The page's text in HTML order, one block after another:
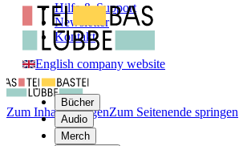
Hilfe & Support
Newsletter
Kontakt
English company website
Bücher
Audio
Merch
Zum Inhalt springenZum Seitenende springen